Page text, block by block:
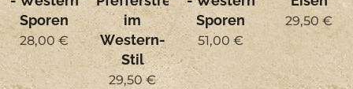
Sporen
28,00€
im
Western-
Stil
29,50€
Sporen
51,00 €
29,50€